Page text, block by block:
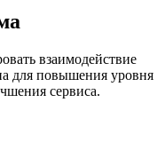
взаимодействие
для повышения уровня
сервиса.